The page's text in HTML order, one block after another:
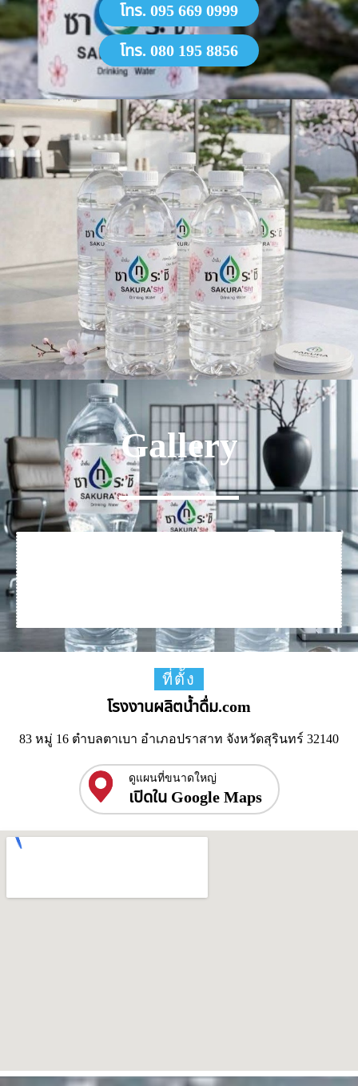
โทร. 095 669 0999
โทร. 080 195 8856
Gallery
ที่ตั้ง
โรงงานผลิตน้ำดื่ม.com
83 หมู่ 16 ตำบลตาเบา อำเภอปราสาท จังหวัดสุรินทร์ 32140
ดูแผนที่ขนาดใหญ่
เปิดใน Google Maps